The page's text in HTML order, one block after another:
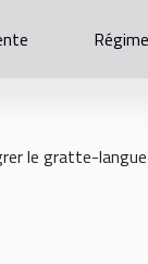
le gratte-